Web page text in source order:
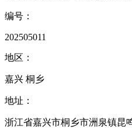
编号：
202505011
地区：
嘉兴 桐乡
地址：
浙江省嘉兴市桐乡市洲泉镇昆